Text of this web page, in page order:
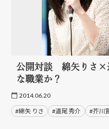
公開対談 綿矢りさ×
な職業か？
2014.06.20
#綿矢 りさ #道尾 秀介 #芥川